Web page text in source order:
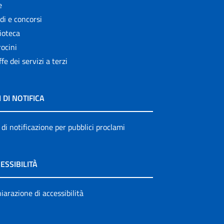
e concorsi
dei servizi a terzi
DI NOTIFICA
notificazione per pubblici proclami
di accessibilità